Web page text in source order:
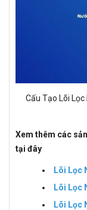
Cấu Tạo Lõi
Xem thêm các
tại đây
Lõi Lọc
Lõi Lọc
Lõi Lọc